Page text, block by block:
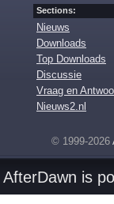
Sections:
Nieuws
Downloads
Top Downloads
Discussie
Vraag en
Nieuws2.nl
© 1999-2026
AfterDawn is